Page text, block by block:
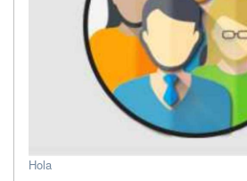
Hola